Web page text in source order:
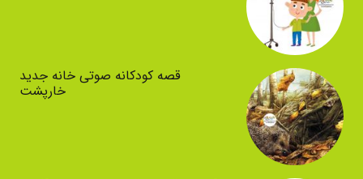
قصه کودکانه صوتی خانه جدید
خارپشت